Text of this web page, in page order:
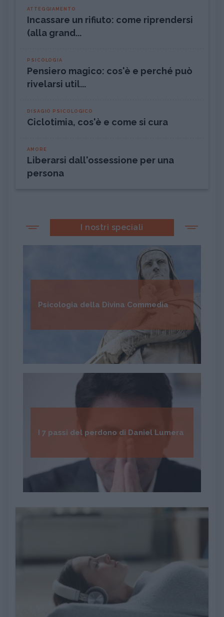
ATTEGGIAMENTO
Incassare un rifiuto: come riprendersi
(alla grand...
PSICOLOGIA
Pensiero magico: cos'è e perché può
rivelarsi util...
DISAGIO PSICOLOGICO
Ciclotimia, cos'è e come si cura
AMORE
Liberarsi dall'ossessione per una
persona
I nostri speciali
Psicologia della Divina Commedia
I 7 passi del perdono di Daniel Lumera